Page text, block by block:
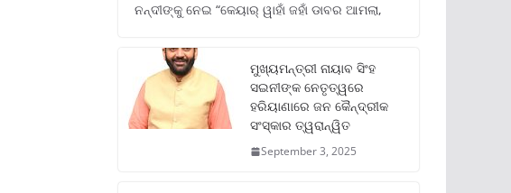
ନନ୍ଦୀଙ୍କୁ ନେଇ “କେୟାର୍ ୱାହାଁ ଜହାଁ ଡାବର ଆମଲା,
ମୁଖ୍ୟମନ୍ତ୍ରୀ ନାୟାବ ସିଂହ
ସଇନୀଙ୍କ ନେତୃତ୍ୱରେ
ହରିୟାଣାରେ ଜନ କୈନ୍ଦ୍ରୀକ
ସଂସ୍କାର ତ୍ୱରାନ୍ୱିତ
September 3, 2025